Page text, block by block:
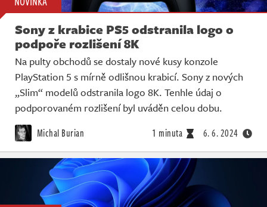
Sony z krabice PS5 odstranila logo o
podpoře rozlišení 8K
Na pulty obchodů se dostaly nové kusy konzole
PlayStation 5 s mírně odlišnou krabicí. Sony z nových
„Slim“ modelů odstranila logo 8K. Tenhle údaj o
podporovaném rozlišení byl uváděn celou dobu.
Michal Burian 1 minuta 6. 6. 2024